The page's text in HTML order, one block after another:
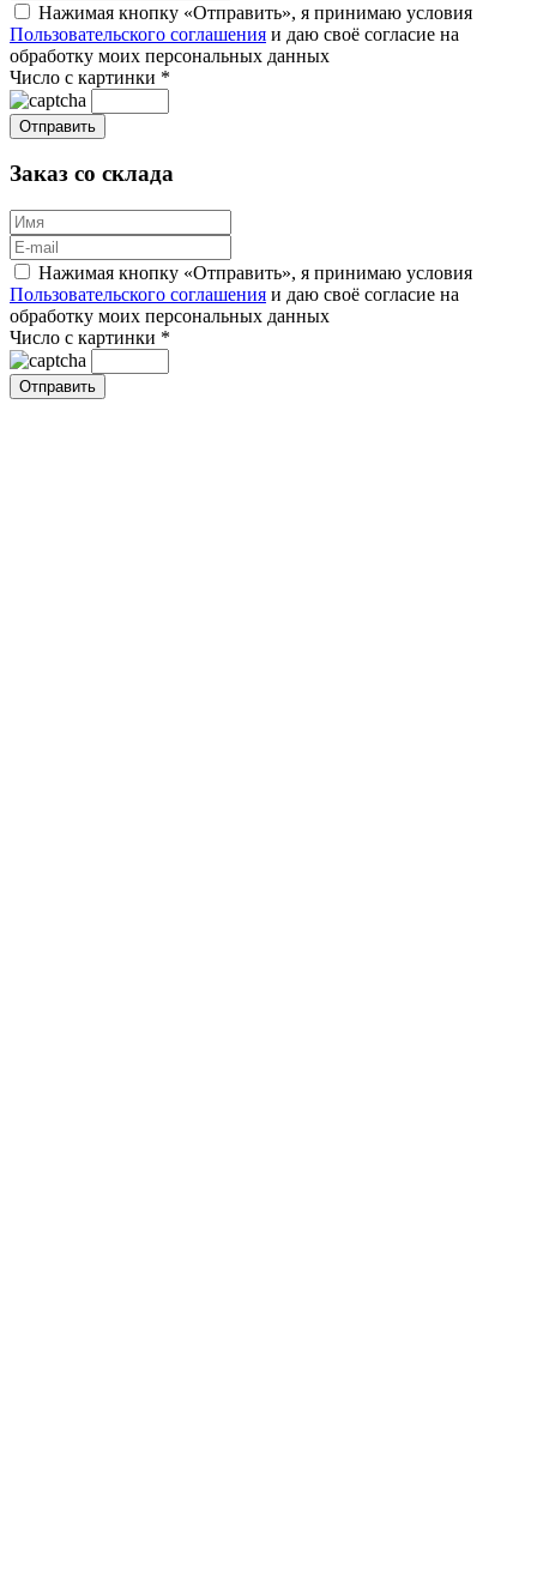
Нажимая кнопку «Отправить», я принимаю условия
Пользовательского соглашения и даю своё согласие на
обработку моих персональных данных
Число с картинки *
Заказ со склада
Нажимая кнопку «Отправить», я принимаю условия
Пользовательского соглашения и даю своё согласие на
обработку моих персональных данных
Число с картинки *